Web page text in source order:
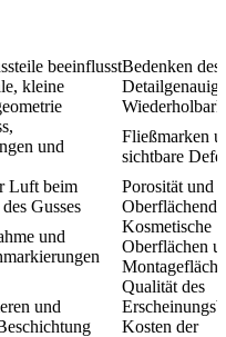
beeinflusstBedenken
kleine
und
Fließmarken
sichtbare
Luft beim
Gusses
Porosität und
und
Kosmetische
Oberflächen
und
Qualität des
Kosten der